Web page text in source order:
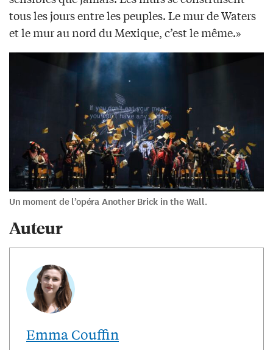
tous les jours entre les peuples. Le mur de Waters
et le mur au nord du Mexique, c’est le même.»
Un moment de l’opéra Another Brick in the Wall.
Auteur
Emma Couffin